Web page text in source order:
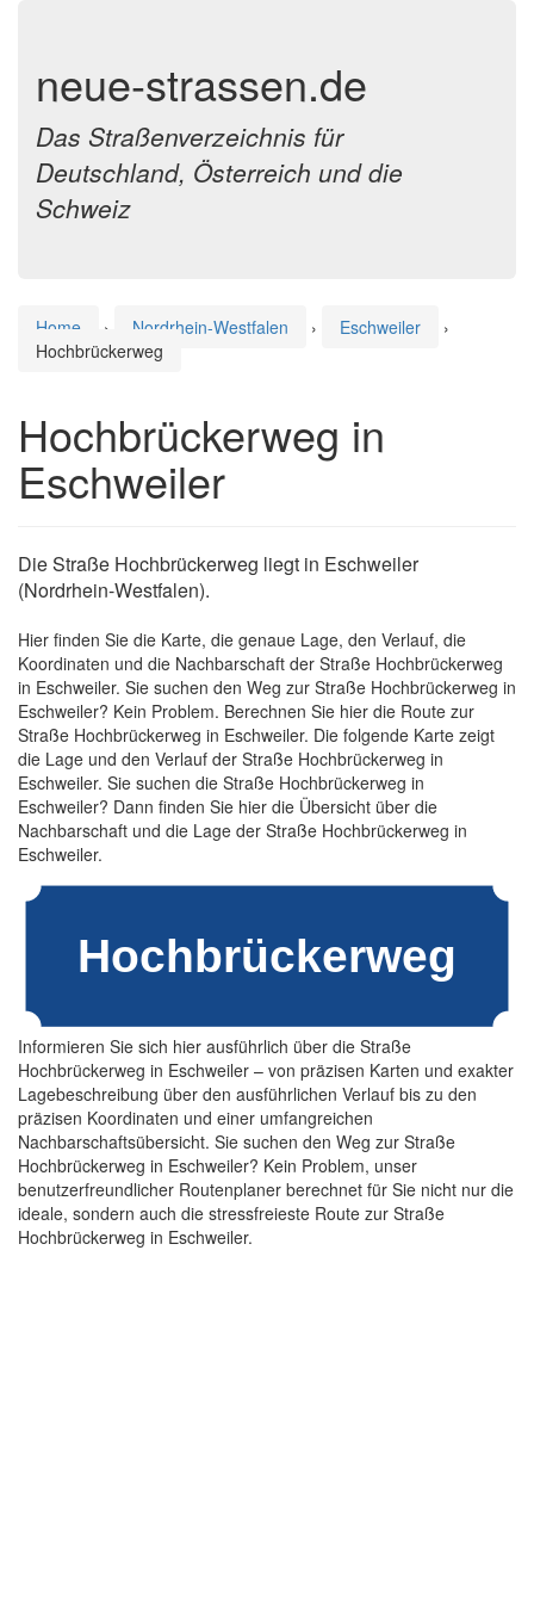
neue-strassen.de
Das Straßenverzeichnis für
Deutschland, Österreich und die
Schweiz
Home › Nordrhein-Westfalen › Eschweiler
›
Hochbrückerweg
Hochbrückerweg in
Eschweiler
Die Straße Hochbrückerweg liegt in Eschweiler
(Nordrhein-Westfalen).
Hier finden Sie die Karte, die genaue Lage, den Verlauf, die
Koordinaten und die Nachbarschaft der Straße Hochbrückerweg
in Eschweiler. Sie suchen den Weg zur Straße Hochbrückerweg in
Eschweiler? Kein Problem. Berechnen Sie hier die Route zur
Straße Hochbrückerweg in Eschweiler. Die folgende Karte zeigt
die Lage und den Verlauf der Straße Hochbrückerweg in
Eschweiler. Sie suchen die Straße Hochbrückerweg in
Eschweiler? Dann finden Sie hier die Übersicht über die
Nachbarschaft und die Lage der Straße Hochbrückerweg in
Eschweiler.
Informieren Sie sich hier ausführlich über die Straße
Hochbrückerweg in Eschweiler – von präzisen Karten und exakter
Lagebeschreibung über den ausführlichen Verlauf bis zu den
präzisen Koordinaten und einer umfangreichen
Nachbarschaftsübersicht. Sie suchen den Weg zur Straße
Hochbrückerweg in Eschweiler? Kein Problem, unser
benutzerfreundlicher Routenplaner berechnet für Sie nicht nur die
ideale, sondern auch die stressfreieste Route zur Straße
Hochbrückerweg in Eschweiler.